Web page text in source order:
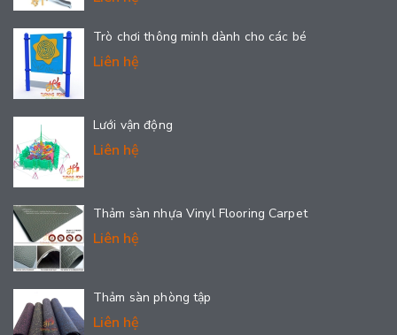
Trò chơi thông minh dành cho các bé
Liên hệ
Lưới vận động
Liên hệ
Thảm sàn nhựa Vinyl Flooring Carpet
Liên hệ
Thảm sàn phòng tập
Liên hệ